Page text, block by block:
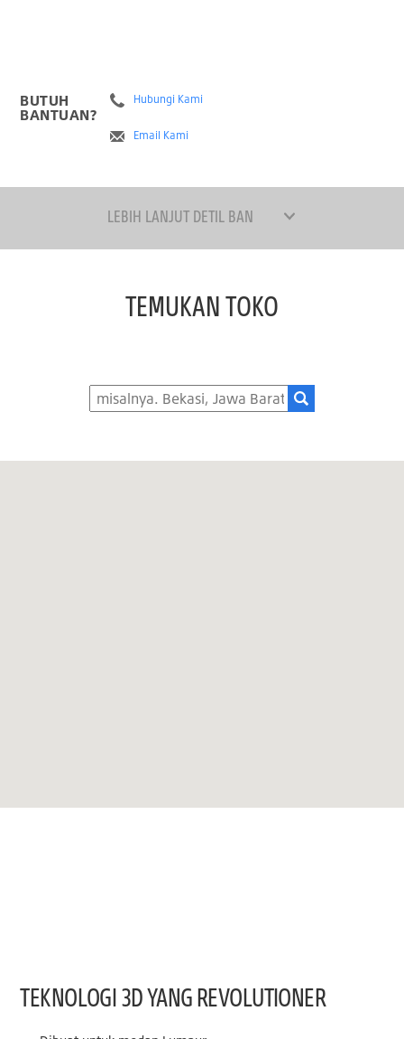
BUTUH
BANTUAN?
Hubungi Kami
Email Kami
LEBIH LANJUT DETIL BAN
TEMUKAN TOKO
TEKNOLOGI 3D YANG REVOLUTIONER